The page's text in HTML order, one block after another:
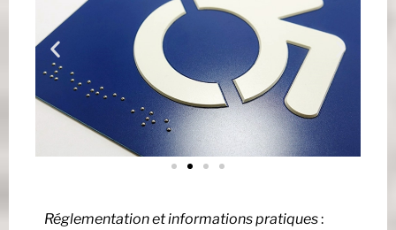
Réglementation et informations pratiques: